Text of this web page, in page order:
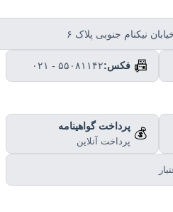
نیکنام جنوبی پلاک ۶
📠 فکس:۰۲۱ - ۵۵۰۸۱۱۴۲
💰 پرداخت گواهینامه
پرداخت آنلاین